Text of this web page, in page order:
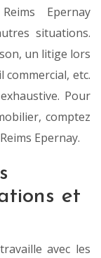
Epernay
situations.
un litige lors
commercial, etc.
Pour
comptez
Epernay.
et
avec les